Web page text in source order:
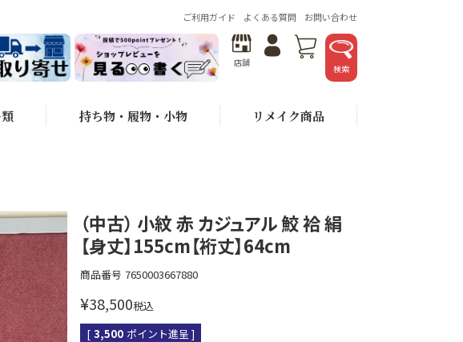
ご利用ガイド よくある質問 お問い合わせ
店舗
検索
持ち物・履物・小物 リメイク商品
（中古） 小紋 赤 カジュアル 鮫 袷 絹
【身丈】155cm【裄丈】64cm
商品番号 7650003667880
¥38,500税込
[ 3,500 ポイント進呈 ]